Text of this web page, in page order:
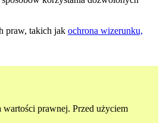
praw, takich jak ochrona wizerunku,
prawnej. Przed użyciem